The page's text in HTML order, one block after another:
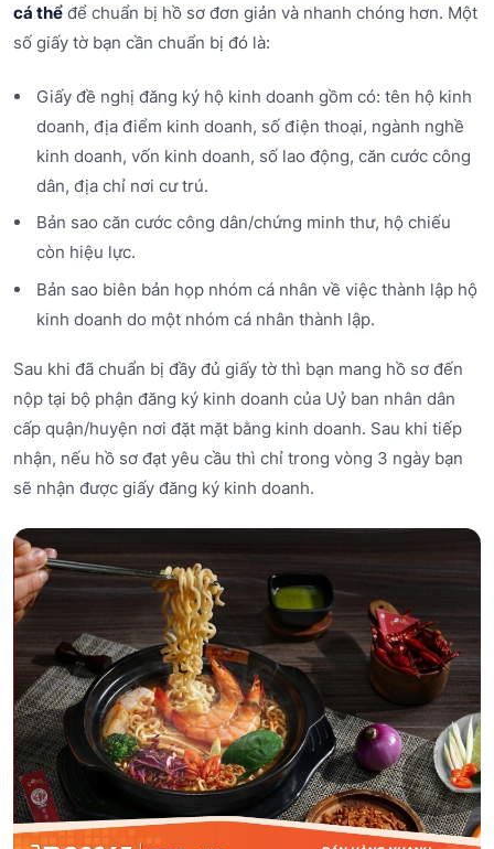
cá thể để chuẩn bị hồ sơ đơn giản và nhanh chóng hơn. Một
số giấy tờ bạn cần chuẩn bị đó là:
Giấy đề nghị đăng ký hộ kinh doanh gồm có: tên hộ kinh
doanh, địa điểm kinh doanh, số điện thoại, ngành nghề
kinh doanh, vốn kinh doanh, số lao động, căn cước công
dân, địa chỉ nơi cư trú.
Bản sao căn cước công dân/chứng minh thư, hộ chiếu
còn hiệu lực.
Bản sao biên bản họp nhóm cá nhân về việc thành lập hộ
kinh doanh do một nhóm cá nhân thành lập.
Sau khi đã chuẩn bị đầy đủ giấy tờ thì bạn mang hồ sơ đến
nộp tại bộ phận đăng ký kinh doanh của Uỷ ban nhân dân
cấp quận/huyện nơi đặt mặt bằng kinh doanh. Sau khi tiếp
nhận, nếu hồ sơ đạt yêu cầu thì chỉ trong vòng 3 ngày bạn
sẽ nhận được giấy đăng ký kinh doanh.